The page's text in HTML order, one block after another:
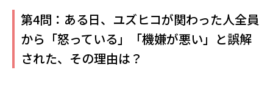
第4問：ある日、ユズヒコが関わった人全員
から「怒っている」「機嫌が悪い」と誤解
された、その理由は？